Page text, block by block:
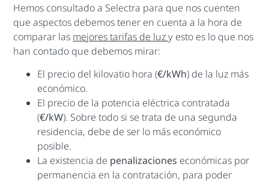
Hemos consultado a Selectra para que nos cuenten
que aspectos debemos tener en cuenta a la hora de
comparar las mejores tarifas de luzy esto es lo que nos
han contado que debemos mirar:
El precio del kilovatio hora (€/kWh) de la luz más
económico.
El precio de la potencia eléctrica contratada
(€/kW). Sobre todo si se trata de una segunda
residencia, debe de ser lo más económico
posible.
La existencia de penalizaciones económicas por
permanencia en la contratación, para poder